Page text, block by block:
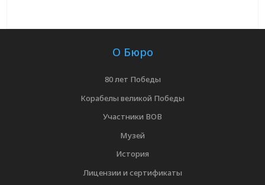
О Бюро
80 лет Победы
Корабелы великой Победы
Участники ВОВ
Музей
История
Лицензии и сертификаты